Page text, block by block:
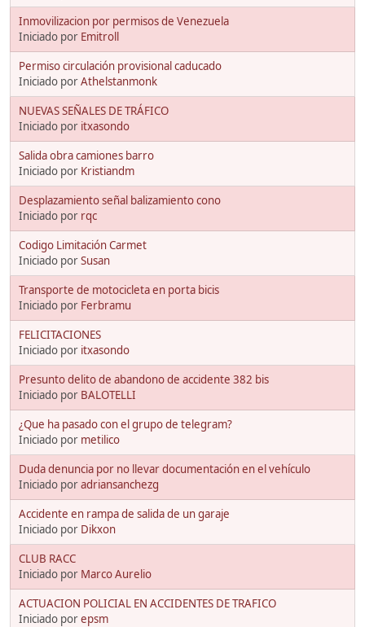
Inmovilizacion por permisos de Venezuela
Iniciado por Emitroll
Permiso circulación provisional caducado
Iniciado porAthelstanmonk
NUEVAS SEÑALES DE TRÁFICO
Iniciado por itxasondo
Salida obra camiones barro
Iniciado por Kristiandm
Desplazamiento señal balizamiento cono
Iniciado por rqc
Codigo Limitación Carmet
Iniciado porSusan
Transporte de motocicleta en porta bicis
Iniciado por Ferbramu
FELICITACIONES
Iniciado por itxasondo
Presunto delito de abandono de accidente 382 bis
Iniciado por BALOTELLI
¿Que ha pasado con el grupo de telegram?
Iniciado por metilico
Duda denuncia por no llevar documentación en el vehículo
Iniciado poradriansanchezg
Accidente en rampa de salida de un garaje
Iniciado por Dikxon
CLUB RACC
Iniciado por Marco Aurelio
ACTUACION POLICIAL EN ACCIDENTES DE TRAFICO
Iniciado porepsm